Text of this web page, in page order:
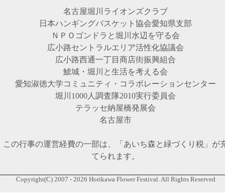
名古屋堀川ライオンズクラブ
日本ハンギングバスケット協会愛知県支部
ＮＰＯゴンドラと堀川水辺を守る会
広小路セントラルエリア活性化協議会
広小路西通一丁目商店街振興組合
鯱城・堀川と生活を考える会
愛知淑徳大学コミュニティ・コラボレーションセンター
堀川1000人調査隊2010実行委員会
テラッセ納屋橋発展会
名古屋市
この行事の運営経費の一部は、「あいち森と緑づくり税」が
てられます。
Copyright(C) 2007 - 2026 Horikawa Flower Festival. All Rights Reserved